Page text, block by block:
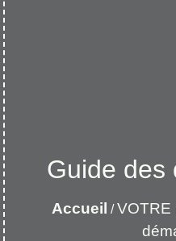
Guide des
Accueil /VOTRE